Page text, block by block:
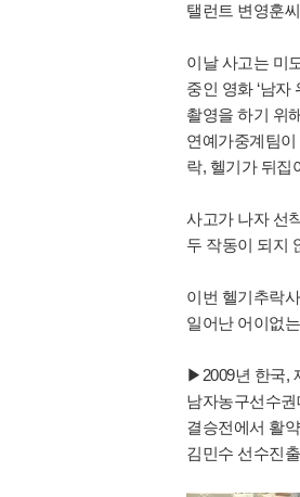
탤런트 변영훈
이날 사고는 미
중인 영화 ‘남자
촬영을 하기 위
연예가중계팀
락, 헬기가 뒤집
사고가 나자 선
두 작동이 되지
이번 헬기추락
일어난 어이없
▶2009년 한국,
남자농구선수
결승전에서 활
김민수 선수진